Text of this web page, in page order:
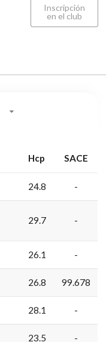
Inscripción
en el club
Hcp SACE
24.8 -
29.7 -
26.1 -
26.8 99.678
28.1 -
23.5 -